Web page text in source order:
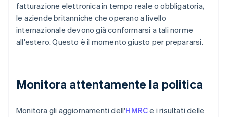
fatturazione elettronica in tempo reale o obbligatoria,
le aziende britanniche che operano a livello
internazionale devono già conformarsi a tali norme
all'estero. Questo è il momento giusto per prepararsi.
Monitora attentamente la politica
Monitora gli aggiornamenti dell'HMRCe i risultati delle